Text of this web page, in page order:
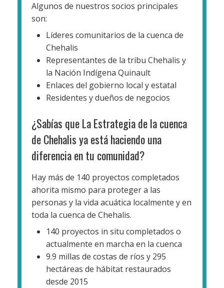
Algunos de nuestros socios principales
son:
Líderes comunitarios de la cuenca de
Chehalis
Representantes de la tribu Chehalis y
la Nación Indígena Quinault
Enlaces del gobierno local y estatal
Residentes y dueños de negocios
¿Sabías que La Estrategia de la cuenca
de Chehalis ya está haciendo una
diferencia en tu comunidad?
Hay más de 140 proyectos completados
ahorita mismo para proteger a las
personas y la vida acuática localmente y en
toda la cuenca de Chehalis.
140 proyectos in situ completados o
actualmente en marcha en la cuenca
9.9 millas de costas de ríos y 295
hectáreas de hábitat restaurados
desde 2015